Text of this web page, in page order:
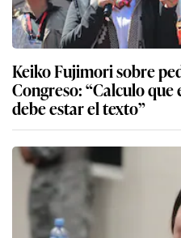
Keiko Fujimori sobre
Congreso: “Calculo
debe estar el texto”